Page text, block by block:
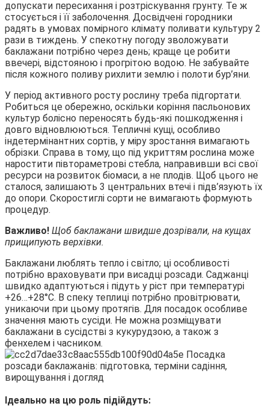
допускати пересихання і розтріскування грунту. Те ж
стосується і її заболочення. Досвідчені городники
радять в умовах помірного клімату поливати культуру 2
рази в тиждень. У спекотну погоду зволожувати
баклажани потрібно через день; краще це робити
ввечері, відстояною і прогрітою водою. Не забувайте
після кожного поливу рихлити землю і полоти бур’яни.
У період активного росту рослину треба підгортати.
Робиться це обережно, оскільки коріння пасльонових
культур болісно переносять будь-які пошкодження і
довго відновлюються. Тепличні кущі, особливо
індетермінантних сортів, у міру зростання вимагають
обрізки. Справа в тому, що під укриттям рослина може
наростити півтораметрові стебла, направивши всі свої
ресурси на розвиток біомаси, а не плодів. Щоб цього не
сталося, залишають 3 центральних втечі і підв’язують їх
до опори. Скоростиглі сорти не вимагають формують
процедур.
Важливо! Щоб баклажани швидше дозрівали, на кущах
прищипують верхівки.
Баклажани люблять тепло і світло; ці особливості
потрібно враховувати при висадці розсади. Саджанці
швидко адаптуються і підуть у ріст при температурі
+26…+28°С. В спеку теплиці потрібно провітрювати,
уникаючи при цьому протягів. Для посадок особливе
значення мають сусіди. Не можна розміщувати
баклажани в сусідстві з кукурудзою, а також з
фенхелем і часником.
Ідеально на цю роль підійдуть: